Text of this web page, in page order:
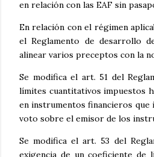
en relación con las EAF sin
En relación con el régimen
el Reglamento de desarrollo
alinear varios preceptos con la
Se modifica el art. 51 del
límites cuantitativos impuestos
en instrumentos financieros
voto sobre el emisor de los
Se modifica el art. 53 del
exigencia de un coeficiente de